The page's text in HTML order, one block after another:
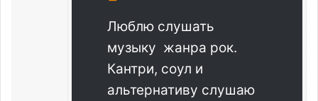
Люблю слушать
музыку жанра рок.
Кантри, соул и
альтернативу слушаю